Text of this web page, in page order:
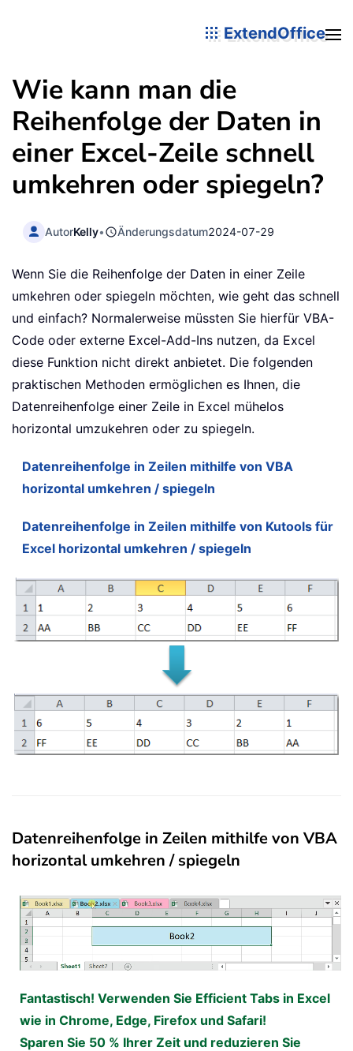
ExtendOffice
Wie kann man die
Reihenfolge der Daten in
einer Excel-Zeile schnell
umkehren oder spiegeln?
AutorKelly• Änderungsdatum2024-07-29
Wenn Sie die Reihenfolge der Daten in einer Zeile
umkehren oder spiegeln möchten, wie geht das schnell
und einfach? Normalerweise müssten Sie hierfür VBA-
Code oder externe Excel-Add-Ins nutzen, da Excel
diese Funktion nicht direkt anbietet. Die folgenden
praktischen Methoden ermöglichen es Ihnen, die
Datenreihenfolge einer Zeile in Excel mühelos
horizontal umzukehren oder zu spiegeln.
Datenreihenfolge in Zeilen mithilfe von VBA
horizontal umkehren / spiegeln
Datenreihenfolge in Zeilen mithilfe von Kutools für
Excel horizontal umkehren / spiegeln
Datenreihenfolge in Zeilen mithilfe von VBA
horizontal umkehren / spiegeln
Fantastisch! Verwenden Sie Efficient Tabs in Excel
wie in Chrome, Edge, Firefox und Safari!
Sparen Sie 50 % Ihrer Zeit und reduzieren Sie